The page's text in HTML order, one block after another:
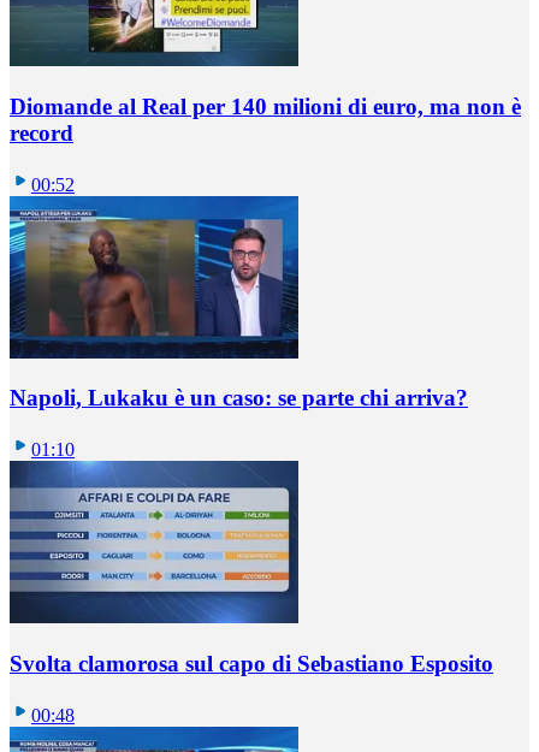
Diomande al Real per 140 milioni di euro, ma non è
record
00:52
Napoli, Lukaku è un caso: se parte chi arriva?
01:10
Svolta clamorosa sul capo di Sebastiano Esposito
00:48